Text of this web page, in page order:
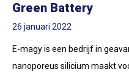
Green Battery
26 januari 2022
E-magy is een bedrijf in
nanoporeus silicium maakt